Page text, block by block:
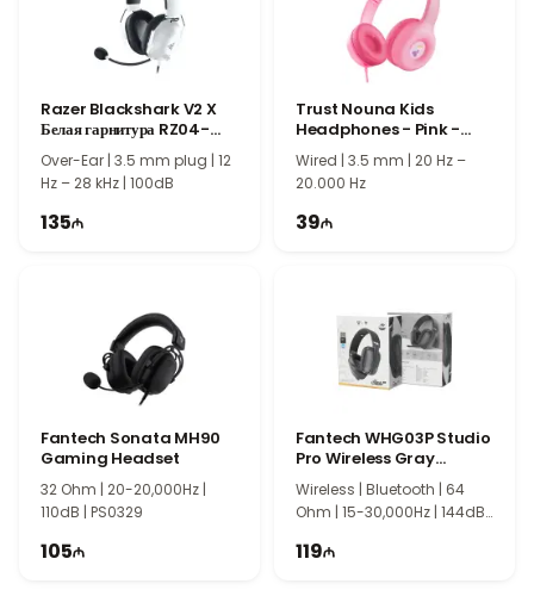
особенно важно в командных играх.
Простое подключение и совместимость
ПК и другими устройствами. Подключение Plug & Play не
требует дополнительной настройки.
Razer Blackshark V2 X
Белая гарнитура RZ04-
03240700-R3M1
Over-Ear | 3.5 mm plug | 12
Hz – 28 kHz | 100dB
135
Trust Nouna Kids
Headphones - Pink -
25277
Wired | 3.5 mm | 20 Hz –
20.000 Hz
39
Fantech Sonata MH90
Gaming Headset
32 Ohm | 20-20,000Hz |
110dB | PS0329
105
Fantech WHG03P Studio
Pro Wireless Gray
Headset
Wireless | Bluetooth | 64
Ohm | 15-30,000Hz | 144dB |
119